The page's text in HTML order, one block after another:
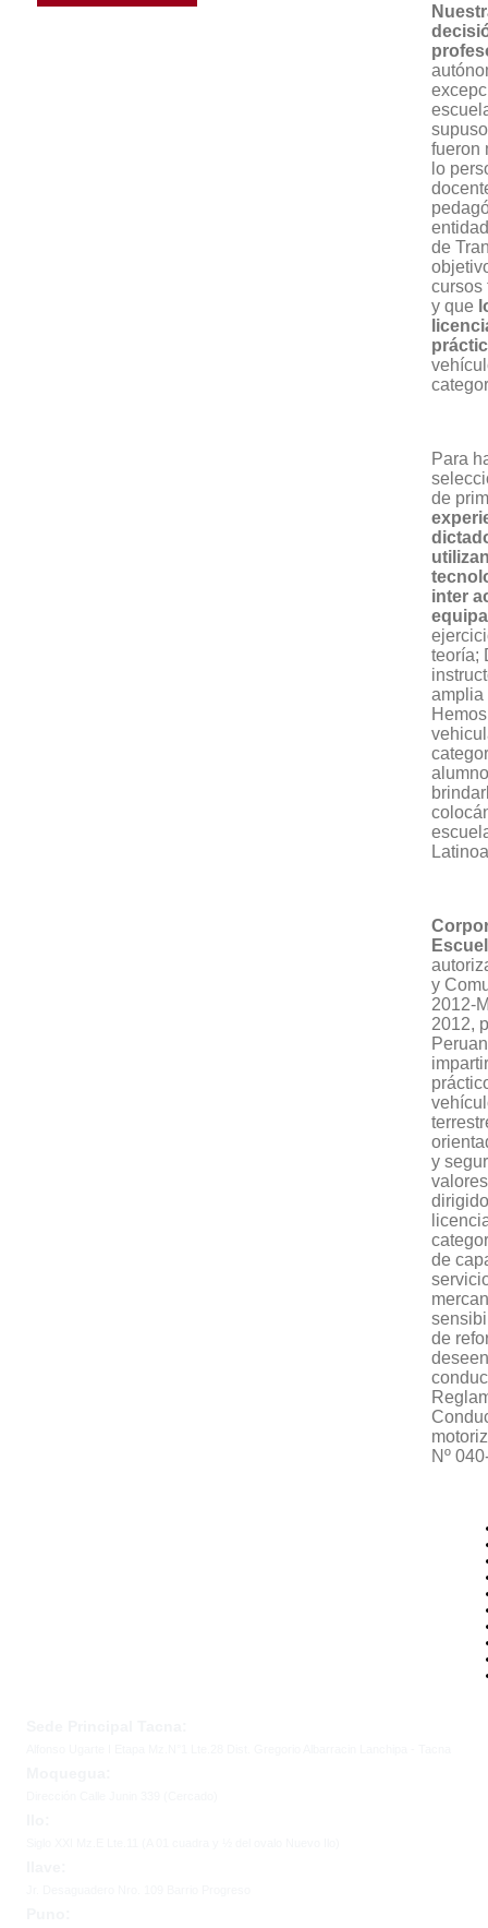
fueron
lo
de
cursos
y que
Para
de
inter
teoría;
amplia
y
2012-
2012,
y
de
de
Nº